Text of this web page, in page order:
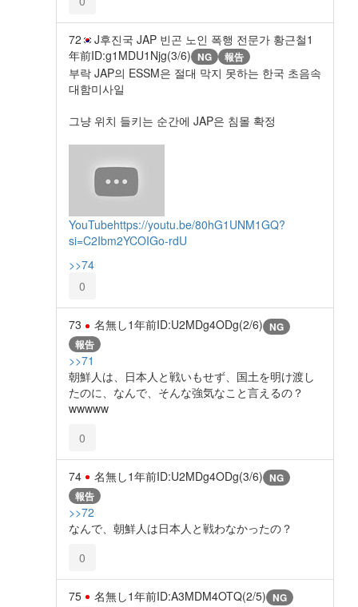
72 J후진국 JAP 빈곤 노인 폭행 전문가 황근철1
年前ID:g1MDU1Njg(3/6) NG 報告
부락 JAP의 ESSM은 절대 막지 못하는 한국 초음속
대함미사일
그냥 위치 들키는 순간에 JAP은 침몰 확정
YouTubehttps://youtu.be/80hG1UNM1GQ?
si=C2Ibm2YCOIGo-rdU
>>74
0
73 名無し1年前ID:U2MDg4ODg(2/6) NG
報告
>>71
朝鮮人は、日本人と戦いもせず、国土を明け渡し
たのに、なんで、そんな強気なこと言えるの？
wwwww
0
74 名無し1年前ID:U2MDg4ODg(3/6) NG
報告
>>72
なんで、朝鮮人は日本人と戦わなかったの？
0
75 名無し1年前ID:A3MDM4OTQ(2/5) NG